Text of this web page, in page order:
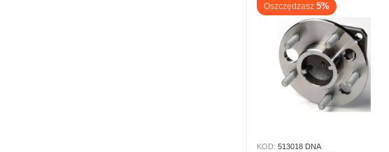
Oszczędzasz 5%
KOD: 513018 DNA